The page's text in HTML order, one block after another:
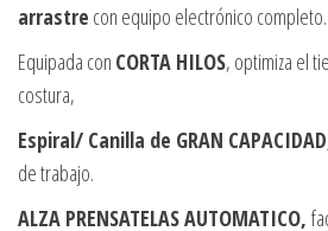
arrastre con equipo electrónico completo.
Equipada con CORTA HILOS, optimiza el
costura,
Espiral/ Canilla de GRAN
de trabajo.
ALZA PRENSATELAS AUTOMATICO,